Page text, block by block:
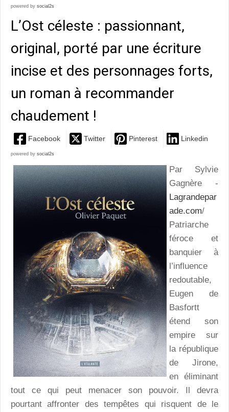
powered by social2s
L’Ost céleste : passionnant,
original, porté par une écriture
incise et des personnages forts,
un roman à recommander
chaudement !
Facebook Twitter Pinterest Linkedin
powered by social2s
Par Sylvie
Gagnère -
Lagrandepar
ade.com/
Patriarche
féroce et
banquier à
l’influence
redoutable,
Eugen de
Basfortt
étend son
empire sur
la république
de Jirone,
en éliminant
tout ce qui peut menacer son pouvoir. Il devra
pourtant affronter des tempêtes qui risquent de le